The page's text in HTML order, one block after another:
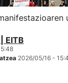
EITB
2026/05/16 -